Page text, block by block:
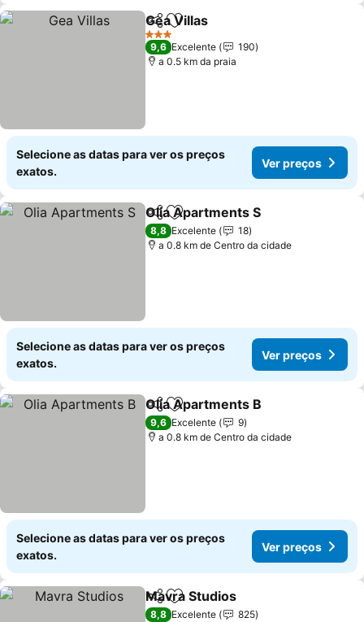
PartilharAdicionar aos favoritos
Gea Villas
3 Estrelas
9,6 Excelente
190
a 0.5 km da praia
Selecione as datas para ver os preços
exatos.
Ver preços
PartilharAdicionar aos favoritos
Olia Apartments S
8,8 Excelente
18
a 0.8 km de Centro da cidade
Selecione as datas para ver os preços
exatos.
Ver preços
PartilharAdicionar aos favoritos
Olia Apartments B
9,6 Excelente
9
a 0.8 km de Centro da cidade
Selecione as datas para ver os preços
exatos.
Ver preços
PartilharAdicionar aos favoritos
Mavra Studios
8,8 Excelente
825